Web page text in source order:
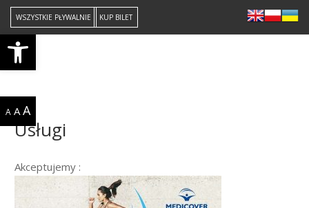
Open toolbar
WSZYSTKIE PŁYWALNIE KUP BILET
A A A
Usługi
Akceptujemy :